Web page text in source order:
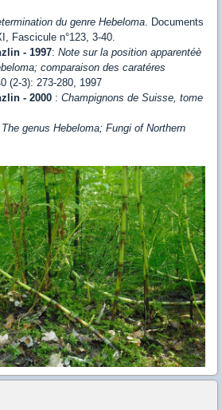
du genre Hebeloma. Documents
Fascicule n°123, 3-40.
- 1997: Note sur la position apparentéè
comparaison des caratéres
(2-3): 273-280, 1997
- 2000 : Champignons de Suisse, tome
The genus Hebeloma; Fungi of Northern